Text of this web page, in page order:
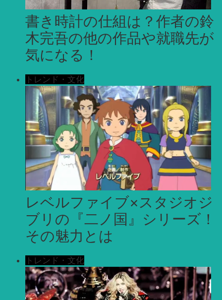
書き時計の仕組は？作者の鈴
木完吾の他の作品や就職先が
気になる！
トレンド・文化
レベルファイブ×スタジオジ
ブリの『二ノ国』シリーズ！
その魅力とは
トレンド・文化